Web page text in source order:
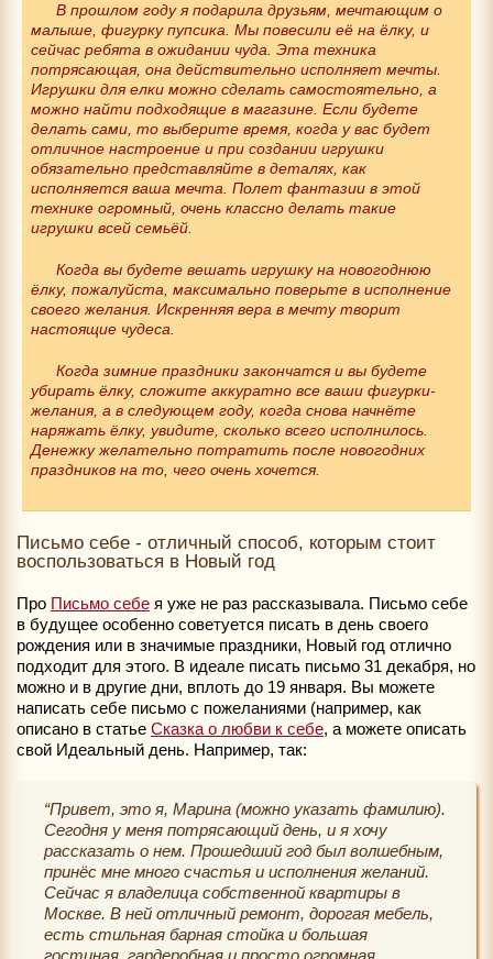
В прошлом году я подарила друзьям, мечтающим о
малыше, фигурку пупсика. Мы повесили её на ёлку, и
сейчас ребята в ожидании чуда. Эта техника
потрясающая, она действительно исполняет мечты.
Игрушки для елки можно сделать самостоятельно, а
можно найти подходящие в магазине. Если будете
делать сами, то выберите время, когда у вас будет
отличное настроение и при создании игрушки
обязательно представляйте в деталях, как
исполняется ваша мечта. Полет фантазии в этой
технике огромный, очень классно делать такие
игрушки всей семьёй.
Когда вы будете вешать игрушку на новогоднюю
ёлку, пожалуйста, максимально поверьте в исполнение
своего желания. Искренняя вера в мечту творит
настоящие чудеса.
Когда зимние праздники закончатся и вы будете
убирать ёлку, сложите аккуратно все ваши фигурки-
желания, а в следующем году, когда снова начнёте
наряжать ёлку, увидите, сколько всего исполнилось.
Денежку желательно потратить после новогодних
праздников на то, чего очень хочется.
Письмо себе - отличный способ, которым стоит
воспользоваться в Новый год
Про Письмо себе я уже не раз рассказывала. Письмо себе
в будущее особенно советуется писать в день своего
рождения или в значимые праздники, Новый год отлично
подходит для этого. В идеале писать письмо 31 декабря, но
можно и в другие дни, вплоть до 19 января. Вы можете
написать себе письмо с пожеланиями (например, как
описано в статье Сказка о любви к себе, а можете описать
свой Идеальный день. Например, так:
“Привет, это я, Марина (можно указать фамилию).
Сегодня у меня потрясающий день, и я хочу
рассказать о нем. Прошедший год был волшебным,
принёс мне много счастья и исполнения желаний.
Сейчас я владелица собственной квартиры в
Москве. В ней отличный ремонт, дорогая мебель,
есть стильная барная стойка и большая